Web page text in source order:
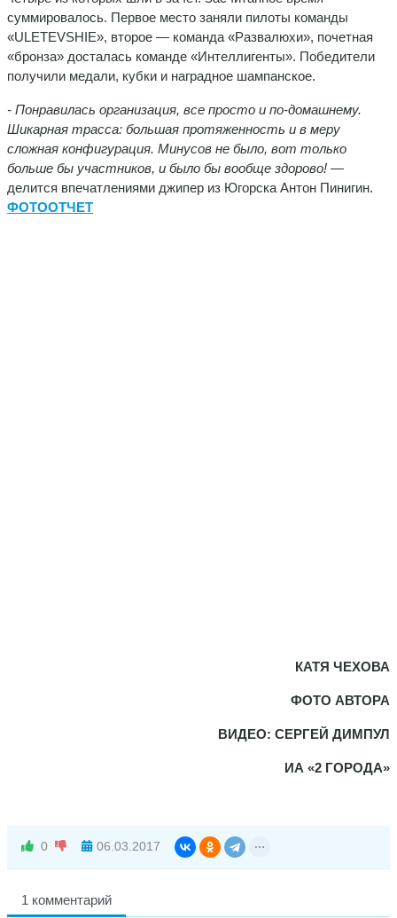
суммировалось. Первое место заняли пилоты команды
«ULETEVSHIE», второе — команда «Развалюхи», почетная
«бронза» досталась команде «Интеллигенты». Победители
получили медали, кубки и наградное шампанское.
- Понравилась организация, все просто и по-домашнему.
Шикарная трасса: большая протяженность и в меру
сложная конфигурация. Минусов не было, вот только
больше бы участников, и было бы вообще здорово! —
делится впечатлениями джипер из Югорска Антон Пинигин.
ФОТООТЧЕТ
КАТЯ ЧЕХОВА
ФОТО АВТОРА
ВИДЕО: СЕРГЕЙ ДИМПУЛ
ИА «2 ГОРОДА»
0 06.03.2017
1 комментарий